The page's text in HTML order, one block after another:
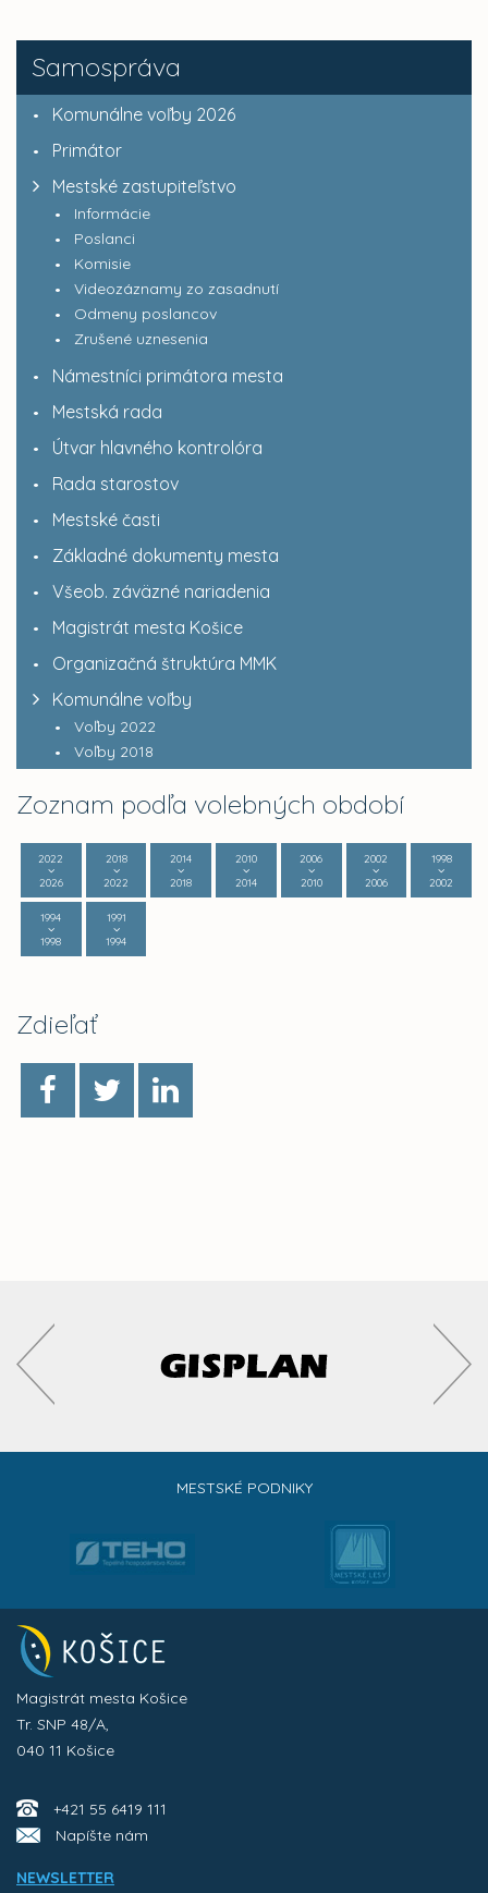
Samospráva
Komunálne voľby 2026
Primátor
Mestské zastupiteľstvo
Informácie
Poslanci
Komisie
Videozáznamy zo zasadnutí
Odmeny poslancov
Zrušené uznesenia
Námestníci primátora mesta
Mestská rada
Útvar hlavného kontrolóra
Rada starostov
Mestské časti
Základné dokumenty mesta
Všeob. záväzné nariadenia
Magistrát mesta Košice
Organizačná štruktúra MMK
Komunálne voľby
Voľby 2022
Voľby 2018
Zoznam podľa volebných období
2022
2026
2018
2022
2014
2018
2010
2014
2006
2010
2002
2006
1998
2002
1994
1998
1991
1994
Zdieľať
MESTSKÉ PODNIKY
Magistrát mesta Košice
Tr. SNP 48/A,
040 11 Košice
+421 55 6419 111
Napíšte nám
NEWSLETTER